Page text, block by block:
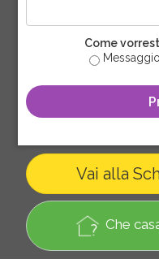
Come
Che
Vai alla